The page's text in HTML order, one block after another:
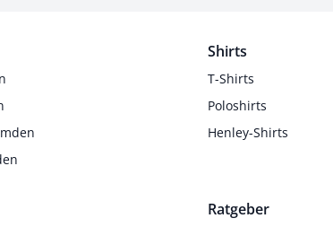
Shirts
T-Shirts
Poloshirts
Henley-Shirts
Ratgeber